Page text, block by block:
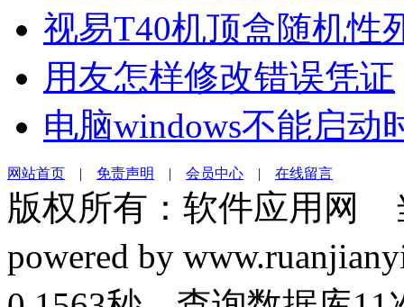
视易T40机顶盒随机性
用友怎样修改错误凭证
电脑windows不能启动
网站首页 | 免责声明 | 会员中心 | 在线留言
版权所有：软件应用网
powered by